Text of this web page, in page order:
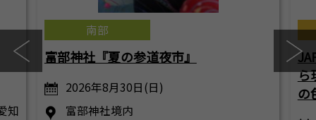
知
南部
富部神社『夏の参道夜市』
2026年8月30日(日)
富部神社境内
ら
の